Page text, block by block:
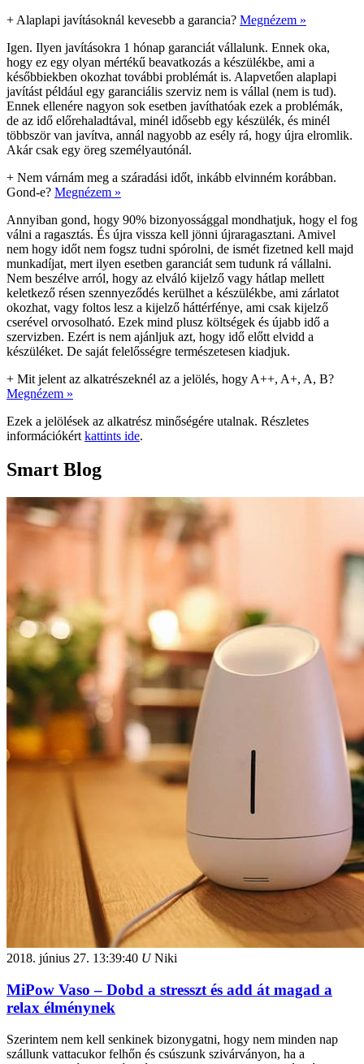
+ Alaplapi javításoknál kevesebb a garancia? Megnézem »
Igen. Ilyen javításokra 1 hónap garanciát vállalunk. Ennek oka,
hogy ez egy olyan mértékű beavatkozás a készülékbe, ami a
későbbiekben okozhat további problémát is. Alapvetően alaplapi
javítást például egy garanciális szerviz nem is vállal (nem is tud).
Ennek ellenére nagyon sok esetben javíthatóak ezek a problémák,
de az idő előrehaladtával, minél idősebb egy készülék, és minél
többször van javítva, annál nagyobb az esély rá, hogy újra elromlik.
Akár csak egy öreg személyautónál.
+ Nem várnám meg a száradási időt, inkább elvinném korábban.
Gond-e? Megnézem »
Annyiban gond, hogy 90% bizonyossággal mondhatjuk, hogy el fog
válni a ragasztás. És újra vissza kell jönni újraragasztani. Amivel
nem hogy időt nem fogsz tudni spórolni, de ismét fizetned kell majd
munkadíjat, mert ilyen esetben garanciát sem tudunk rá vállalni.
Nem beszélve arról, hogy az elváló kijelző vagy hátlap mellett
keletkező résen szennyeződés kerülhet a készülékbe, ami zárlatot
okozhat, vagy foltos lesz a kijelző háttérfénye, ami csak kijelző
cserével orvosolható. Ezek mind plusz költségek és újabb idő a
szervizben. Ezért is nem ajánljuk azt, hogy idő előtt elvidd a
készüléket. De saját felelősségre természetesen kiadjuk.
+ Mit jelent az alkatrészeknél az a jelölés, hogy A++, A+, A, B?
Megnézem »
Ezek a jelölések az alkatrész minőségére utalnak. Részletes
információkért kattints ide.
Smart Blog
2018. június 27. 13:39:40 UNiki
MiPow Vaso – Dobd a stresszt és add át magad a
relax élménynek
Szerintem nem kell senkinek bizonygatni, hogy nem minden nap
szállunk vattacukor felhőn és csúszunk szivárványon, ha a